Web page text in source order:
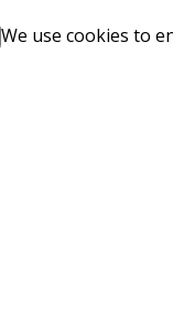
We use cookies to